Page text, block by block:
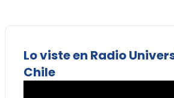
Lo viste en Radio
Chile